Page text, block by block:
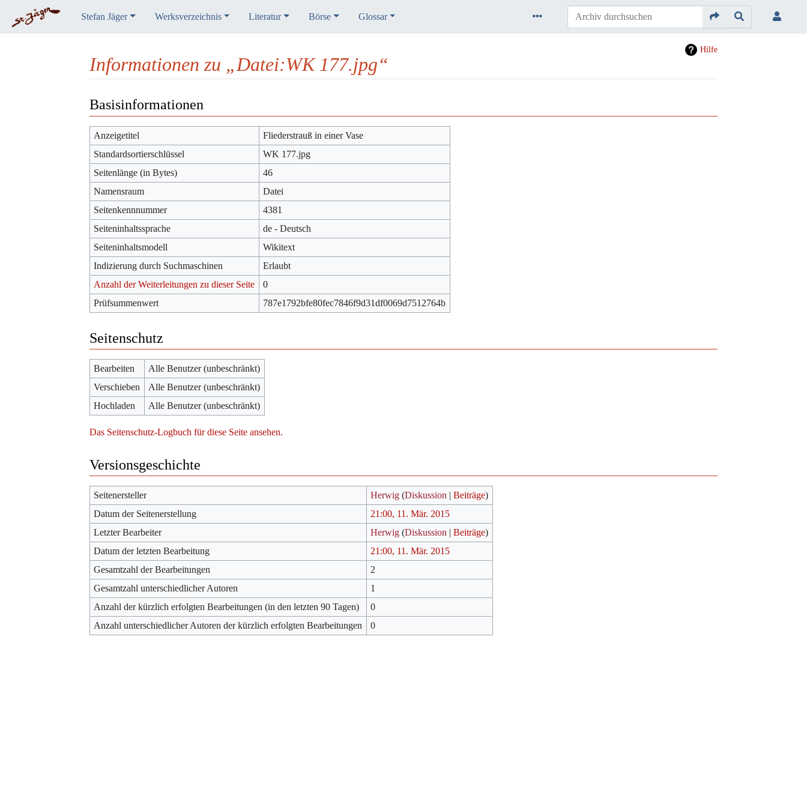
Stefan Jäger Werksverzeichnis Literatur Börse Glossar
Hilfe
Informationen zu „Datei:WK 177.jpg“
Basisinformationen
Anzeigetitel
Fliederstrauß in einer Vase
Standardsortierschlüssel
WK 177.jpg
Seitenlänge (in Bytes)
46
Namensraum
Datei
Seitenkennnummer
4381
Seiteninhaltssprache
de - Deutsch
Seiteninhaltsmodell
Wikitext
Indizierung durch Suchmaschinen
Erlaubt
Anzahl der Weiterleitungen zu dieser Seite
0
Prüfsummenwert
787e1792bfe80fec7846f9d31df0069d7512764b
Seitenschutz
Bearbeiten
Alle Benutzer (unbeschränkt)
Verschieben
Alle Benutzer (unbeschränkt)
Hochladen
Alle Benutzer (unbeschränkt)
Das Seitenschutz-Logbuch für diese Seite ansehen.
Versionsgeschichte
Seitenersteller Herwig (Diskussion |Beiträge)
Datum der Seitenerstellung
21:00, 11. Mär. 2015
Letzter Bearbeiter
Herwig (Diskussion |Beiträge)
Datum der letzten Bearbeitung
21:00, 11. Mär. 2015
Gesamtzahl der Bearbeitungen
2
Gesamtzahl unterschiedlicher Autoren
1
Anzahl der kürzlich erfolgten Bearbeitungen (in den letzten 90 Tagen)
0
Anzahl unterschiedlicher Autoren der kürzlich erfolgten Bearbeitungen
0